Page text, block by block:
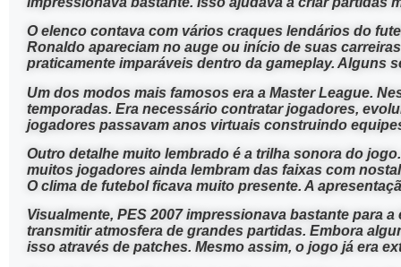
O elenco contava com vários craques lendários do
Ronaldo apareciam no auge ou início de suas
praticamente imparáveis dentro da gameplay. Alguns
Um dos modos mais famosos era a Master League.
temporadas. Era necessário contratar jogadores,
jogadores passavam anos virtuais construindo
Outro detalhe muito lembrado é a trilha sonora do
muitos jogadores ainda lembram das faixas com
O clima de futebol ficava muito presente. A
Visualmente, PES 2007 impressionava bastante para
transmitir atmosfera de grandes partidas. Embora
isso através de patches. Mesmo assim, o jogo já era